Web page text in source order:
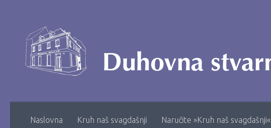
Naslovna Kruh naš svagdašnji Naručite »Kruh naš svagdašnji«